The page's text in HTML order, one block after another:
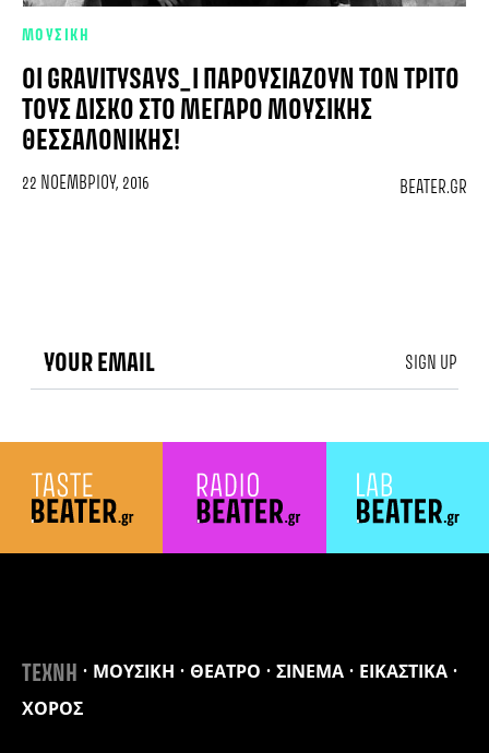
ΜΟΥΣΙΚΗ
ΟΙ GRAVITYSAYS_I ΠΑΡΟΥΣΙΆΖΟΥΝ ΤΟΝ ΤΡΊΤΟ
ΤΟΥΣ ΔΊΣΚΟ ΣΤΟ ΜΈΓΑΡΟ ΜΟΥΣΙΚΉΣ
ΘΕΣΣΑΛΟΝΊΚΗΣ!
22 ΝΟΕΜΒΡΊΟΥ, 2016 BEATER.GR
ΤΕΧΝΗ ΜΟΥΣΙΚΗ ΘΕΑΤΡΟ ΣΙΝΕΜΑ
ΕΙΚΑΣΤΙΚΑ
ΧΟΡΟΣ
SIGN UP